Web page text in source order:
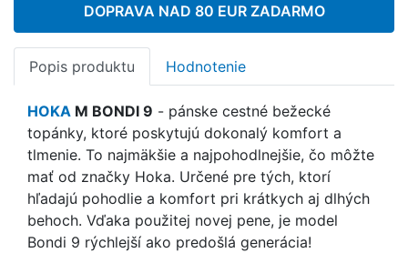
DOPRAVA NAD 80 EUR ZADARMO
Popis produktu Hodnotenie
HOKA M BONDI 9 - pánske cestné bežecké
topánky, ktoré poskytujú dokonalý komfort a
tlmenie. To najmäkšie a najpohodlnejšie, čo môžte
mať od značky Hoka. Určené pre tých, ktorí
hľadajú pohodlie a komfort pri krátkych aj dlhých
behoch. Vďaka použitej novej pene, je model
Bondi 9 rýchlejší ako predošlá generácia!